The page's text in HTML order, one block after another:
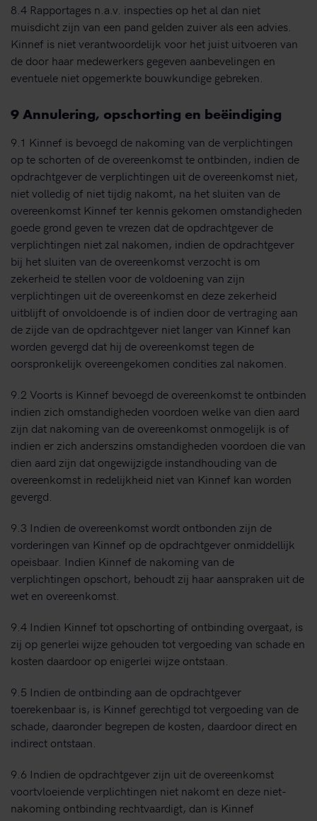
8.4 Rapportages n.a.v. inspecties op het al dan niet
muisdicht zijn van een pand gelden zuiver als een advies.
Kinnef is niet verantwoordelijk voor het juist uitvoeren van
de door haar medewerkers gegeven aanbevelingen en
eventuele niet opgemerkte bouwkundige gebreken.
9 Annulering, opschorting en beëindiging
9.1 Kinnef is bevoegd de nakoming van de verplichtingen
op te schorten of de overeenkomst te ontbinden, indien de
opdrachtgever de verplichtingen uit de overeenkomst niet,
niet volledig of niet tijdig nakomt, na het sluiten van de
overeenkomst Kinnef ter kennis gekomen omstandigheden
goede grond geven te vrezen dat de opdrachtgever de
verplichtingen niet zal nakomen, indien de opdrachtgever
bij het sluiten van de overeenkomst verzocht is om
zekerheid te stellen voor de voldoening van zijn
verplichtingen uit de overeenkomst en deze zekerheid
uitblijft of onvoldoende is of indien door de vertraging aan
de zijde van de opdrachtgever niet langer van Kinnef kan
worden gevergd dat hij de overeenkomst tegen de
oorspronkelijk overeengekomen condities zal nakomen.
9.2 Voorts is Kinnef bevoegd de overeenkomst te ontbinden
indien zich omstandigheden voordoen welke van dien aard
zijn dat nakoming van de overeenkomst onmogelijk is of
indien er zich anderszins omstandigheden voordoen die van
dien aard zijn dat ongewijzigde instandhouding van de
overeenkomst in redelijkheid niet van Kinnef kan worden
gevergd.
9.3 Indien de overeenkomst wordt ontbonden zijn de
vorderingen van Kinnef op de opdrachtgever onmiddellijk
opeisbaar. Indien Kinnef de nakoming van de
verplichtingen opschort, behoudt zij haar aanspraken uit de
wet en overeenkomst.
9.4 Indien Kinnef tot opschorting of ontbinding overgaat, is
zij op generlei wijze gehouden tot vergoeding van schade en
kosten daardoor op enigerlei wijze ontstaan.
9.5 Indien de ontbinding aan de opdrachtgever
toerekenbaar is, is Kinnef gerechtigd tot vergoeding van de
schade, daaronder begrepen de kosten, daardoor direct en
indirect ontstaan.
9.6 Indien de opdrachtgever zijn uit de overeenkomst
voortvloeiende verplichtingen niet nakomt en deze niet-
nakoming ontbinding rechtvaardigt, dan is Kinnef